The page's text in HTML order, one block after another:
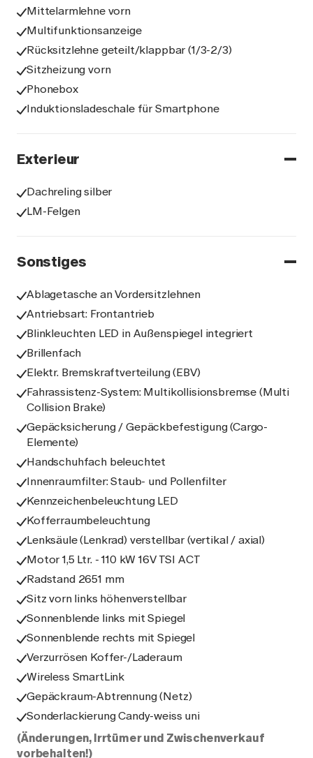
Mittelarmlehne vorn
Multifunktionsanzeige
Rücksitzlehne geteilt/klappbar (1/3-2/3)
Sitzheizung vorn
Phonebox
Induktionsladeschale für Smartphone
Exterieur
Dachreling silber
LM-Felgen
Sonstiges
Ablagetasche an Vordersitzlehnen
Antriebsart: Frontantrieb
Blinkleuchten LED in Außenspiegel integriert
Brillenfach
Elektr. Bremskraftverteilung (EBV)
Fahrassistenz-System: Multikollisionsbremse (Multi
Collision Brake)
Gepäcksicherung / Gepäckbefestigung (Cargo-
Elemente)
Handschuhfach beleuchtet
Innenraumfilter: Staub- und Pollenfilter
Kennzeichenbeleuchtung LED
Kofferraumbeleuchtung
Lenksäule (Lenkrad) verstellbar (vertikal / axial)
Motor 1,5 Ltr. - 110 kW 16V TSI ACT
Radstand 2651 mm
Sitz vorn links höhenverstellbar
Sonnenblende links mit Spiegel
Sonnenblende rechts mit Spiegel
Verzurrösen Koffer-/Laderaum
Wireless SmartLink
Gepäckraum-Abtrennung (Netz)
Sonderlackierung Candy-weiss uni
(Änderungen, Irrtümer und Zwischenverkauf
vorbehalten!)